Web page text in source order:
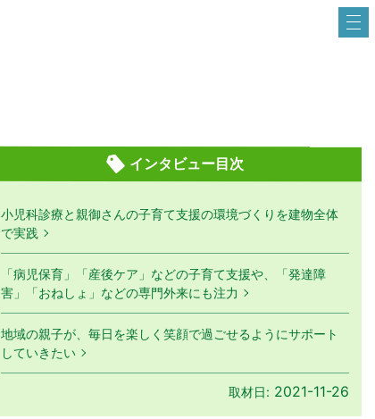
インタビュー目次
小児科診療と親御さんの子育て支援の環境づくりを建物全体
で実践
「病児保育」「産後ケア」などの子育て支援や、「発達障
害」「おねしょ」などの専門外来にも注力
地域の親子が、毎日を楽しく笑顔で過ごせるようにサポート
していきたい
取材日: 2021-11-26